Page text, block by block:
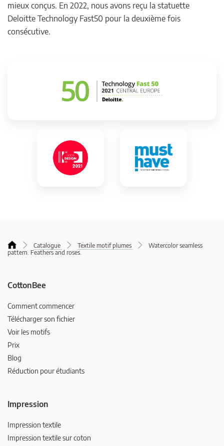
mieux conçus. En 2022, nous avons reçu la statuette
Deloitte Technology Fast50 pour la deuxième fois
consécutive.
Catalogue Textile motif plumes
Watercolor seamless
pattern. Feathers and roses.
CottonBee
Comment commencer
Télécharger son fichier
Voir les motifs
Prix
Blog
Réduction pour étudiants
Impression
Impression textile
Impression textile sur coton